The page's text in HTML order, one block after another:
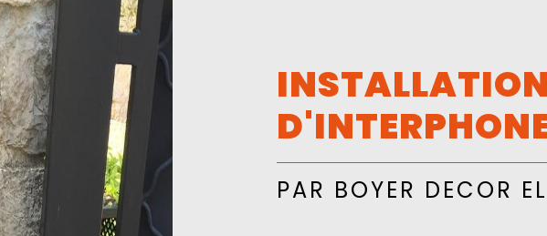
INSTALLATION
PAR BOYER DECOR